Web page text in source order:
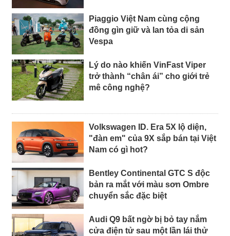
Piaggio Việt Nam cùng cộng
đồng gìn giữ và lan tỏa di sản
Vespa
Lý do nào khiến VinFast Viper
trở thành “chân ái” cho giới trẻ
mê công nghệ?
Volkswagen ID. Era 5X lộ diện,
"đàn em" của 9X sắp bán tại Việt
Nam có gì hot?
Bentley Continental GTC S độc
bản ra mắt với màu sơn Ombre
chuyển sắc đặc biệt
Audi Q9 bất ngờ bị bỏ tay nắm
cửa điện tử sau một lần lái thử